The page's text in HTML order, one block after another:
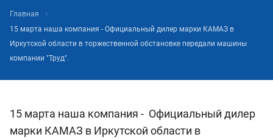
Главная
15 марта наша компания - Официальный дилер марки КАМАЗ в
Иркутской области в торжественной обстановке передали машины
компании "Труд".
15 марта наша компания - Официальный дилер
марки КАМАЗ в Иркутской области в